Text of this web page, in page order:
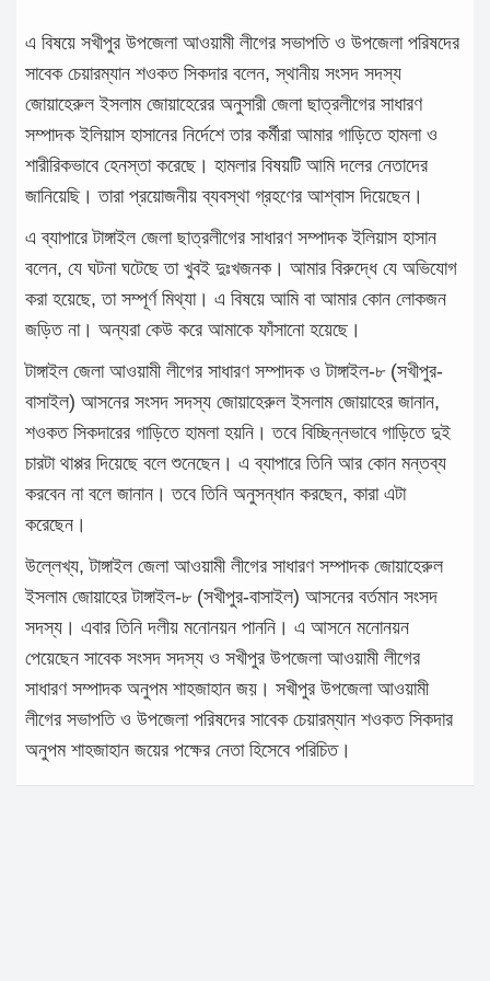
এ বিষয়ে সখীপুর উপজেলা আওয়ামী লীগের সভাপতি ও উপজেলা পরিষদের
সাবেক চেয়ারম্যান শওকত সিকদার বলেন, স্থানীয় সংসদ সদস্য
জোয়াহেরুল ইসলাম জোয়াহেরের অনুসারী জেলা ছাত্রলীগের সাধারণ
সম্পাদক ইলিয়াস হাসানের নির্দেশে তার কর্মীরা আমার গাড়িতে হামলা ও
শারীরিকভাবে হেনস্তা করেছে। হামলার বিষয়টি আমি দলের নেতাদের
জানিয়েছি। তারা প্রয়োজনীয় ব্যবস্থা গ্রহণের আশ্বাস দিয়েছেন।
এ ব্যাপারে টাঙ্গাইল জেলা ছাত্রলীগের সাধারণ সম্পাদক ইলিয়াস হাসান
বলেন, যে ঘটনা ঘটেছে তা খুবই দুঃখজনক। আমার বিরুদ্ধে যে অভিযোগ
করা হয়েছে, তা সম্পূর্ণ মিথ্যা। এ বিষয়ে আমি বা আমার কোন লোকজন
জড়িত না। অন্যরা কেউ করে আমাকে ফাঁসানো হয়েছে।
টাঙ্গাইল জেলা আওয়ামী লীগের সাধারণ সম্পাদক ও টাঙ্গাইল-৮ (সখীপুর-
বাসাইল) আসনের সংসদ সদস্য জোয়াহেরুল ইসলাম জোয়াহের জানান,
শওকত সিকদারের গাড়িতে হামলা হয়নি। তবে বিচ্ছিন্নভাবে গাড়িতে দুই
চারটা থাপ্পর দিয়েছে বলে শুনেছেন। এ ব্যাপারে তিনি আর কোন মন্তব্য
করবেন না বলে জানান। তবে তিনি অনুসন্ধান করছেন, কারা এটা
করেছেন।
উল্লেখ্য, টাঙ্গাইল জেলা আওয়ামী লীগের সাধারণ সম্পাদক জোয়াহেরুল
ইসলাম জোয়াহের টাঙ্গাইল-৮ (সখীপুর-বাসাইল) আসনের বর্তমান সংসদ
সদস্য। এবার তিনি দলীয় মনোনয়ন পাননি। এ আসনে মনোনয়ন
পেয়েছেন সাবেক সংসদ সদস্য ও সখীপুর উপজেলা আওয়ামী লীগের
সাধারণ সম্পাদক অনুপম শাহজাহান জয়। সখীপুর উপজেলা আওয়ামী
লীগের সভাপতি ও উপজেলা পরিষদের সাবেক চেয়ারম্যান শওকত সিকদার
অনুপম শাহজাহান জয়ের পক্ষের নেতা হিসেবে পরিচিত।